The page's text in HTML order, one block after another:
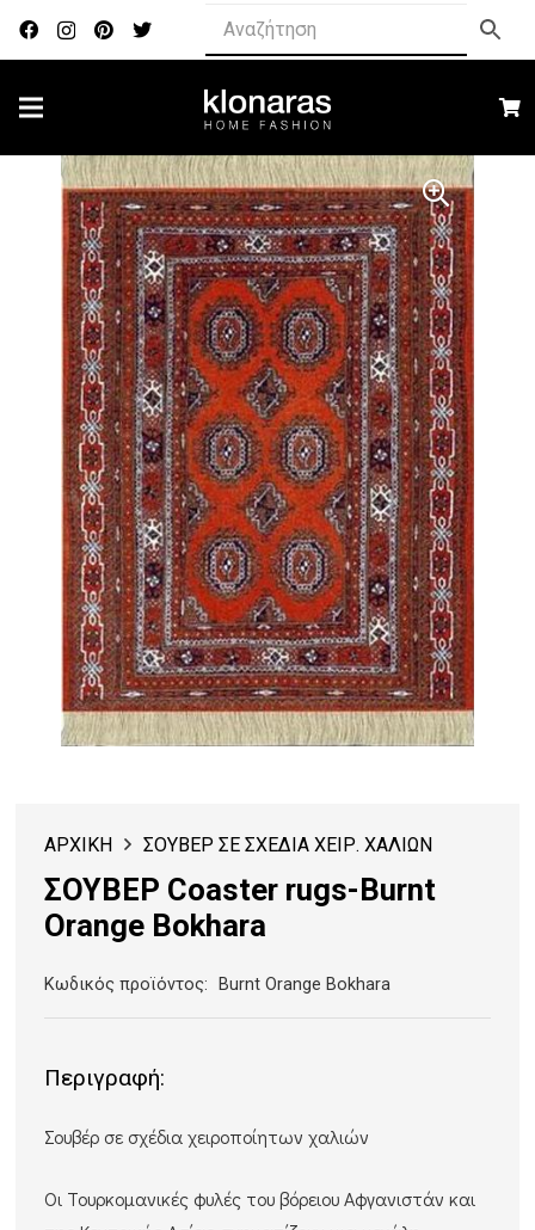
ΑΡΧΙΚΗ ΣΟΥΒΕΡ ΣΕ ΣΧΕΔΙΑ ΧΕΙΡ. ΧΑΛΙΩΝ
ΣΟΥΒΕΡ Coaster rugs-Burnt
Orange Bokhara
Κωδικός προϊόντος: Burnt Orange Bokhara
Περιγραφή:
Σουβέρ σε σχέδια χειροποίητων χαλιών
Οι Τουρκομανικές φυλές του βόρειου Αφγανιστάν και